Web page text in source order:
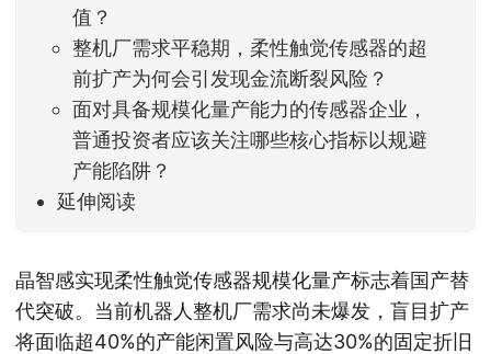
值？
整机厂需求平稳期，柔性触觉传感器的超
前扩产为何会引发现金流断裂风险？
面对具备规模化量产能力的传感器企业，
普通投资者应该关注哪些核心指标以规避
产能陷阱？
延伸阅读
晶智感实现柔性触觉传感器规模化量产标志着国产替
代突破。当前机器人整机厂需求尚未爆发，盲目扩产
将面临超40%的产能闲置风险与高达30%的固定折旧